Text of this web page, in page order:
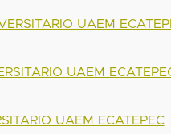
UAEM
UAEM
UAEM ECATEPEC